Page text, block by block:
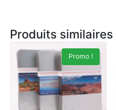
Produits similaires
Promo !